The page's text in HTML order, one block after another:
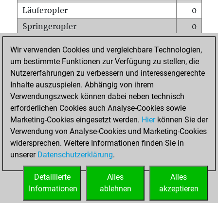
Läuferopfer
0
Springeropfer
0
Matt auf vollem Brett
0
Bauer setzt Matt
0
Erstickte Matts
Unterverwandlungen
Türme auf der siebten
0
STARTSEITE
Wir verwenden Cookies und vergleichbare Technologien,
um bestimmte Funktionen zur Verfügung zu stellen, die
Nutzererfahrungen zu verbessern und interessengerechte
Inhalte auszuspielen. Abhängig von ihrem
Verwendungszweck können dabei neben technisch
erforderlichen Cookies auch Analyse-Cookies sowie
Marketing-Cookies eingesetzt werden. Hierkönnen Sie der
Verwendung von Analyse-Cookies und Marketing-Cookies
widersprechen. Weitere Informationen finden Sie in
unserer Datenschutzerklärung.
Alles
akzeptieren
Alles
ablehnen
Detaillierte
Informationen